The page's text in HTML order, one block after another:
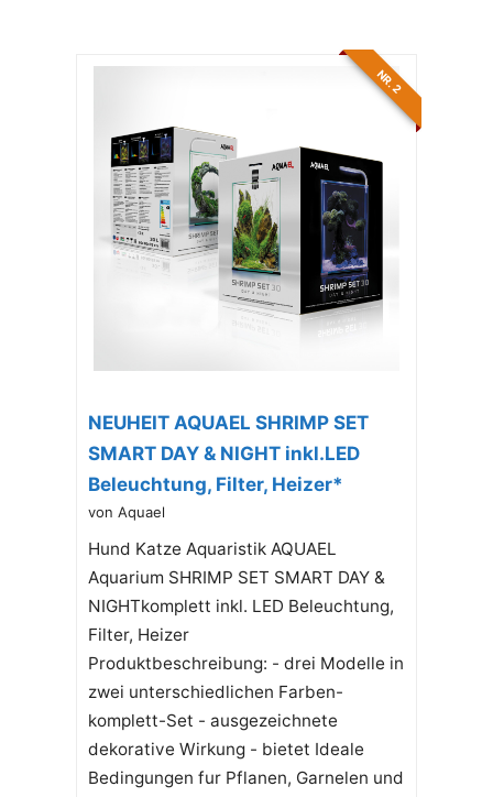
NR. 2
NEUHEIT AQUAEL SHRIMP SET
SMART DAY & NIGHT inkl.LED
Beleuchtung, Filter, Heizer*
von Aquael
Hund Katze Aquaristik AQUAEL
Aquarium SHRIMP SET SMART DAY &
NIGHTkomplett inkl. LED Beleuchtung,
Filter, Heizer
Produktbeschreibung: - drei Modelle in
zwei unterschiedlichen Farben-
komplett-Set - ausgezeichnete
dekorative Wirkung - bietet Ideale
Bedingungen fur Pflanen, Garnelen und